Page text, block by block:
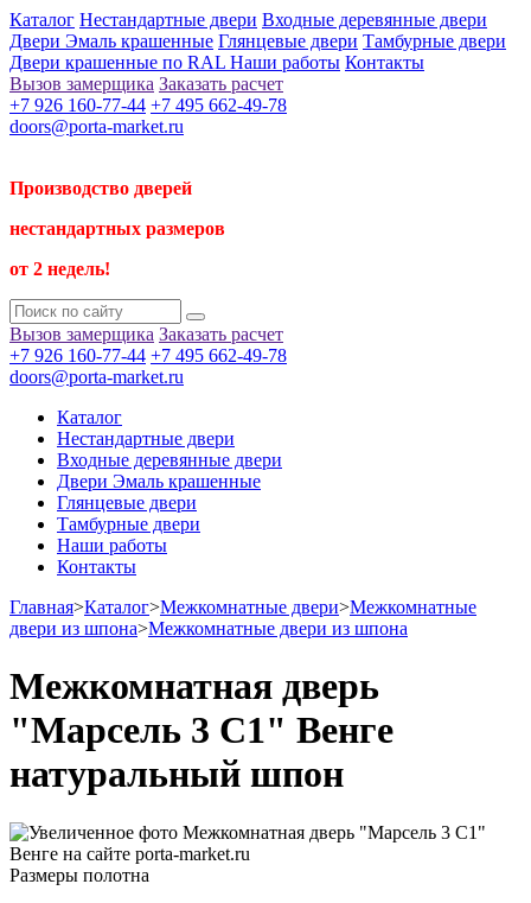
Каталог Нестандартные двери Входные деревянные двери
Двери Эмаль крашенные Глянцевые двери Тамбурные двери
Двери крашенные по RAL Наши работы Контакты
Вызов замерщика Заказать расчет
+7 926 160-77-44 +7 495 662-49-78
doors@porta-market.ru
Производство дверей
нестандартных размеров
от 2 недель!
Вызов замерщика Заказать расчет
+7 926 160-77-44 +7 495 662-49-78
doors@porta-market.ru
Каталог
Нестандартные двери
Входные деревянные двери
Двери Эмаль крашенные
Глянцевые двери
Тамбурные двери
Наши работы
Контакты
Главная>Каталог>Межкомнатные двери>Межкомнатные
двери из шпона>Межкомнатные двери из шпона
Межкомнатная дверь
"Марсель 3 С1" Венге
натуральный шпон
Размеры полотна